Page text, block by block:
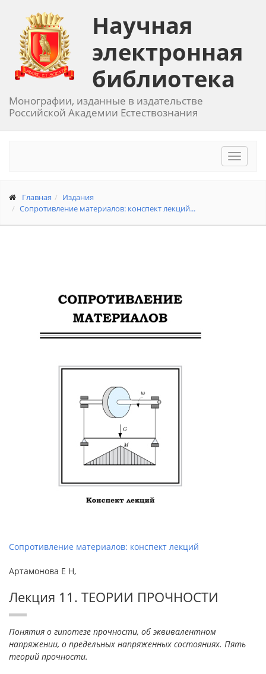
Научная
электронная
библиотека
Монографии, изданные в издательстве
Российской Академии Естествознания
Toggle
Главная
Издания
Сопротивление материалов: конспект лекций...
Сопротивление материалов: конспект лекций
Артамонова Е Н,
Лекция 11. ТЕОРИИ ПРОЧНОСТИ
Понятия о гипотезе прочности, об эквивалентном
напряжении, о предельных напряженных состояниях. Пять
теорий прочности.